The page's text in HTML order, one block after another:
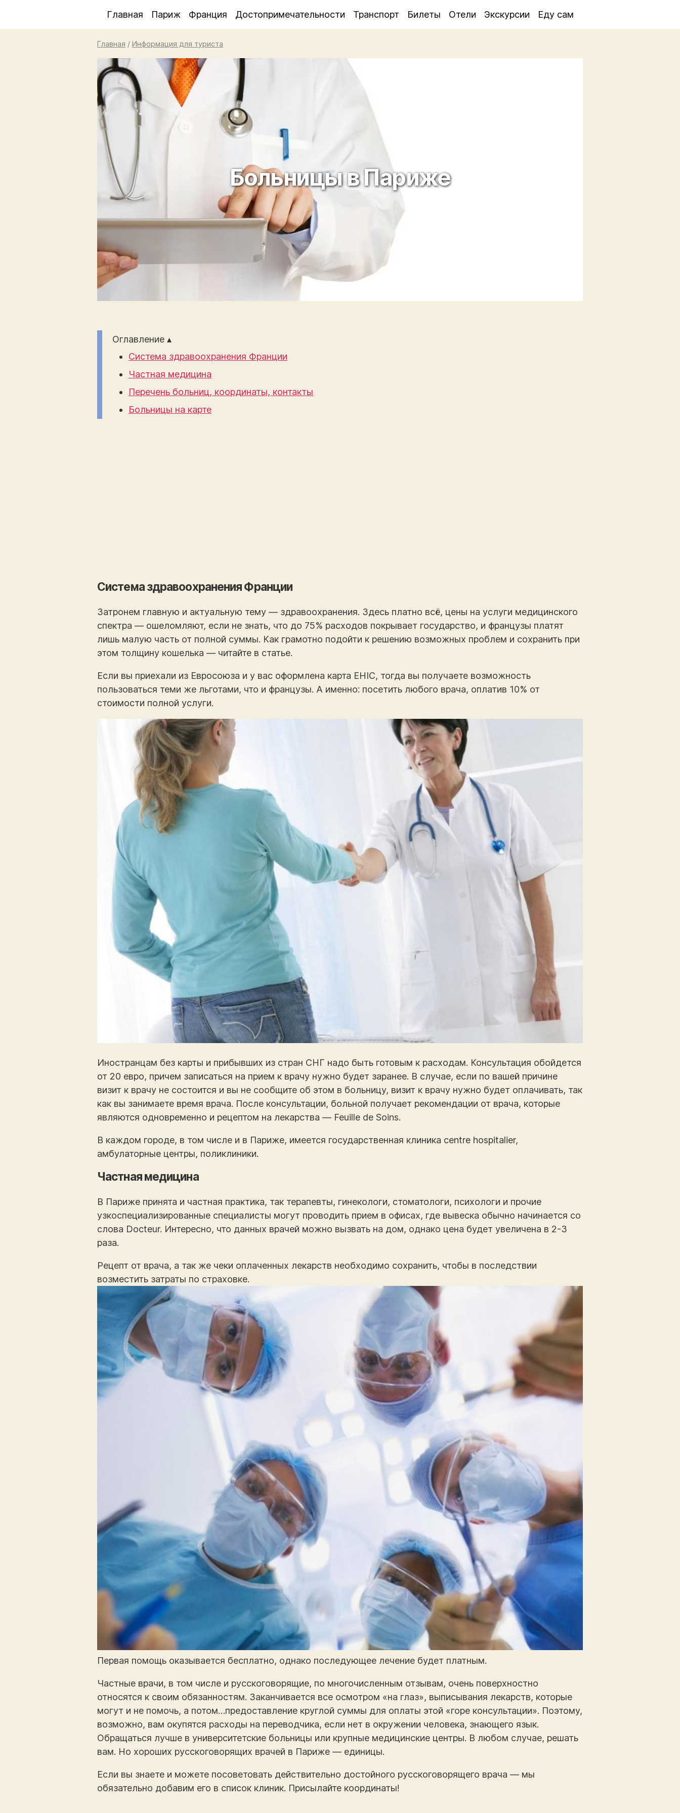
Главная Париж Франция Достопримечательности Транспорт Билеты Отели Экскурсии Еду сам
Главная / Информация для туриста
Больницы в Париже
Оглавление ▴
Система здравоохранения Франции
Частная медицина
Перечень больниц, координаты, контакты
Больницы на карте
Система здравоохранения Франции
Затронем главную и актуальную тему — здравоохранения. Здесь платно всё, цены на услуги медицинского
спектра — ошеломляют, если не знать, что до 75% расходов покрывает государство, и французы платят
лишь малую часть от полной суммы. Как грамотно подойти к решению возможных проблем и сохранить при
этом толщину кошелька — читайте в статье.
Если вы приехали из Евросоюза и у вас оформлена карта EHIC, тогда вы получаете возможность
пользоваться теми же льготами, что и французы. А именно: посетить любого врача, оплатив 10% от
стоимости полной услуги.
Иностранцам без карты и прибывших из стран СНГ надо быть готовым к расходам. Консультация обойдется
от 20 евро, причем записаться на прием к врачу нужно будет заранее. В случае, если по вашей причине
визит к врачу не состоится и вы не сообщите об этом в больницу, визит к врачу нужно будет оплачивать, так
как вы занимаете время врача. После консультации, больной получает рекомендации от врача, которые
являются одновременно и рецептом на лекарства — Feuille de Soins.
В каждом городе, в том числе и в Париже, имеется государственная клиника centre hospitalier,
амбулаторные центры, поликлиники.
Частная медицина
В Париже принята и частная практика, так терапевты, гинекологи, стоматологи, психологи и прочие
узкоспециализированные специалисты могут проводить прием в офисах, где вывеска обычно начинается со
слова Docteur. Интересно, что данных врачей можно вызвать на дом, однако цена будет увеличена в 2-3
раза.
Рецепт от врача, а так же чеки оплаченных лекарств необходимо сохранить, чтобы в последствии
возместить затраты по страховке.
Первая помощь оказывается бесплатно, однако последующее лечение будет платным.
Частные врачи, в том числе и русскоговорящие, по многочисленным отзывам, очень поверхностно
относятся к своим обязанностям. Заканчивается все осмотром «на глаз», выписывания лекарств, которые
могут и не помочь, а потом…предоставление круглой суммы для оплаты этой «горе консультации». Поэтому,
возможно, вам окупятся расходы на переводчика, если нет в окружении человека, знающего язык.
Обращаться лучше в университетские больницы или крупные медицинские центры. В любом случае, решать
вам. Но хороших русскоговорящих врачей в Париже — единицы.
Если вы знаете и можете посоветовать действительно достойного русскоговорящего врача — мы
обязательно добавим его в список клиник. Присылайте координаты!